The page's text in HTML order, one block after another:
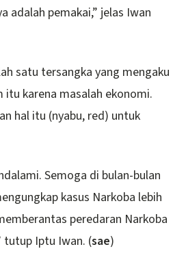
adalah pemakai,” jelas Iwan
satu tersangka yang mengaku
karena masalah ekonomi.
hal itu (nyabu, red) untuk
Semoga di bulan-bulan
kasus Narkoba lebih
peredaran Narkoba
tutup Iptu Iwan. (sae)